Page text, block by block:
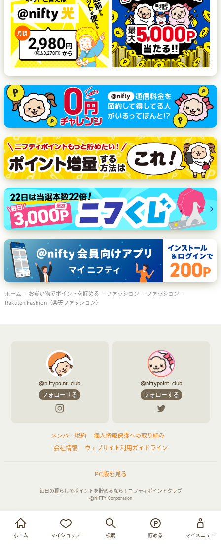
お買い物・サービス利用で貯める
ログイン
ホーム マイショップ 検索 貯める マイメニュー
ホーム お買い物でポイントを貯める ファッション
ファッション
Rakuten Fashion（楽天ファッション）
@niftypoint_club
フォローする
@niftypoint_club
フォローする
メンバー規約
個人情報保護への取り組み
会社情報
ウェブサイト利用ガイドライン
PC版を見る
毎日の暮らしでポイントを貯めるなら！ニフティポイントクラブ
©NIFTY Corporation